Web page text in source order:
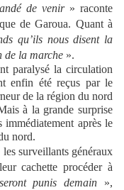
de venir » raconte
de Garoua. Quant à
qu’ils nous disent la
de la marche ».
paralysé la circulation
enfin été reçus par le
de la région du nord
à la grande surprise
après le
nord.
surveillants généraux
cachette procéder à
punis demain
»,